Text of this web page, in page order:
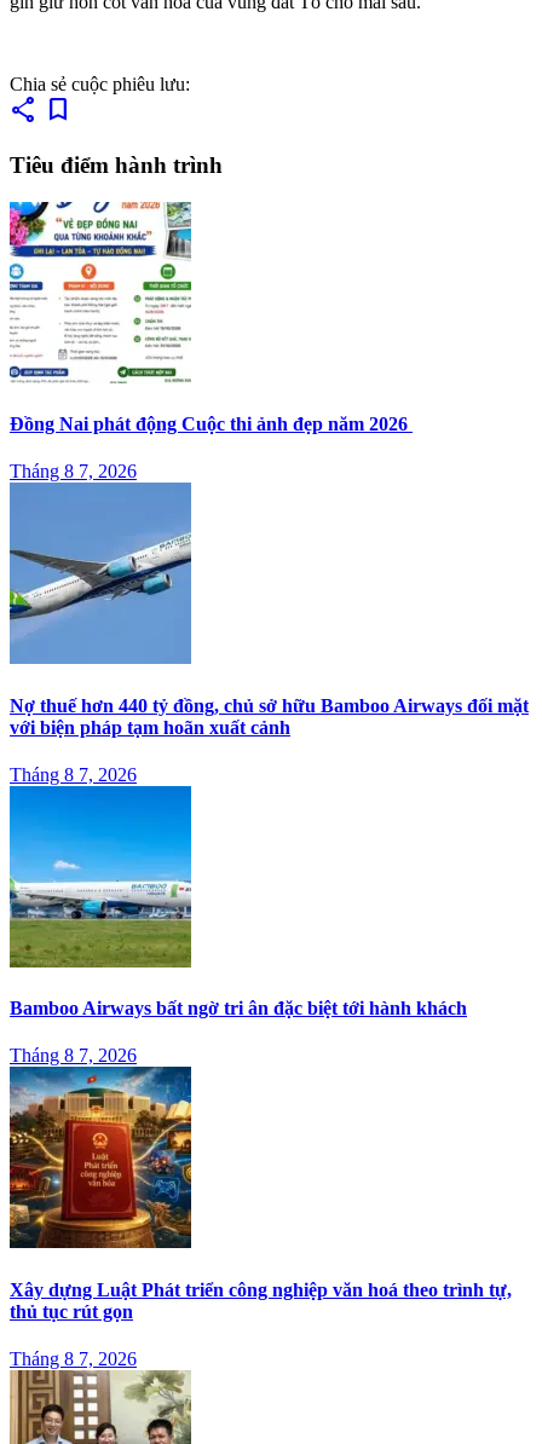
Chia sẻ cuộc phiêu lưu:
share bookmark
Tiêu điểm hành trình
Đồng Nai phát động Cuộc thi ảnh đẹp năm 2026
Tháng 8 7, 2026
Nợ thuế hơn 440 tỷ đồng, chủ sở hữu Bamboo Airways đối mặt
với biện pháp tạm hoãn xuất cảnh
Tháng 8 7, 2026
Bamboo Airways bất ngờ tri ân đặc biệt tới hành khách
Tháng 8 7, 2026
Xây dựng Luật Phát triển công nghiệp văn hoá theo trình tự,
thủ tục rút gọn
Tháng 8 7, 2026